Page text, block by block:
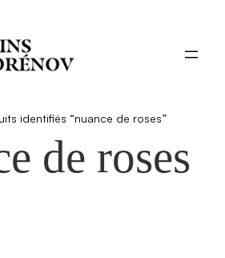
identifiés “nuance de roses”
de roses